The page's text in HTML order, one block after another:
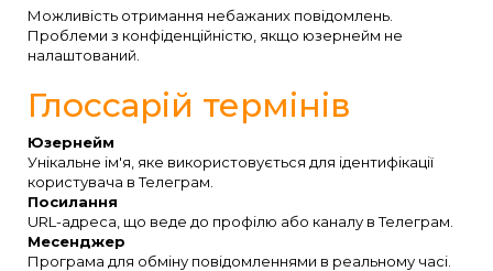
Можливість отримання небажаних повідомлень.
Проблеми з конфіденційністю, якщо юзернейм не
налаштований.
Глоссарій термінів
Юзернейм
Унікальне ім'я, яке використовується для ідентифікації
користувача в Телеграм.
Посилання
URL-адреса, що веде до профілю або каналу в Телеграм.
Месенджер
Програма для обміну повідомленнями в реальному часі.